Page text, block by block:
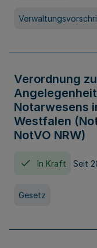
Verordnung
Notarwesens
Westfalen
NotVO NRW)
In Kraft Seit
Gesetz